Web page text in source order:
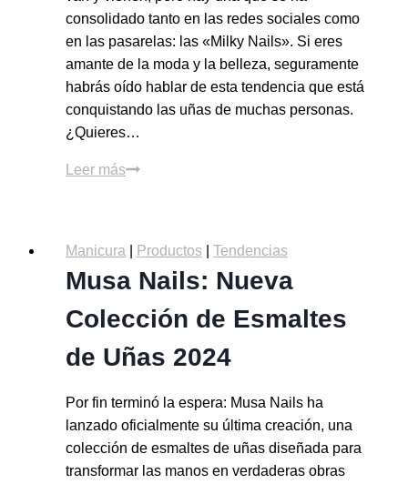
consolidado tanto en las redes sociales como
en las pasarelas: las «Milky Nails». Si eres
amante de la moda y la belleza, seguramente
habrás oído hablar de esta tendencia que está
conquistando las uñas de muchas personas.
¿Quieres…
Leer más
Manicura Productos Tendencias
Musa Nails: Nueva
Colección de Esmaltes
de Uñas 2024
Por fin terminó la espera: Musa Nails ha
lanzado oficialmente su última creación, una
colección de esmaltes de uñas diseñada para
transformar las manos en verdaderas obras